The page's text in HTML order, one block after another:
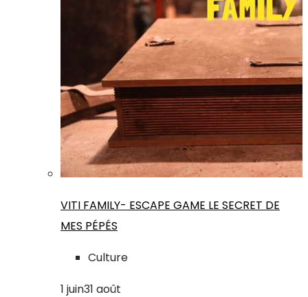
VITI FAMILY- ESCAPE GAME LE SECRET DE
MES PÉPÉS
Culture
1 juin31 août